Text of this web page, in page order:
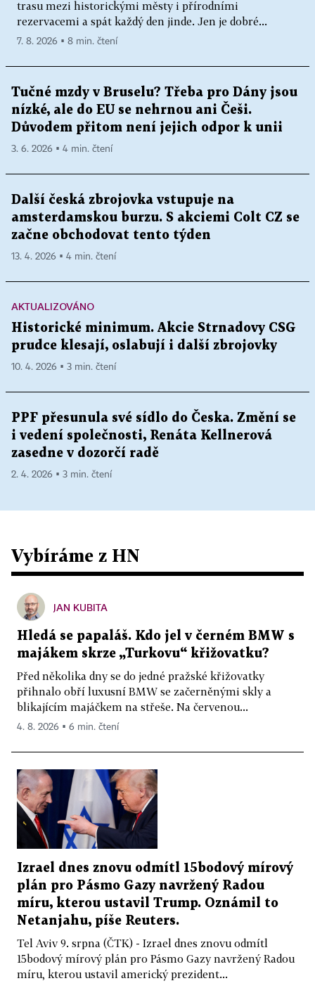
trasu mezi historickými městy i přírodními
rezervacemi a spát každý den jinde. Jen je dobré...
7. 8. 2026 ▪ 8 min. čtení
Tučné mzdy v Bruselu? Třeba pro Dány jsou
nízké, ale do EU se nehrnou ani Češi.
Důvodem přitom není jejich odpor k unii
3. 6. 2026 ▪ 4 min. čtení
Další česká zbrojovka vstupuje na
amsterdamskou burzu. S akciemi Colt CZ se
začne obchodovat tento týden
13. 4. 2026 ▪ 4 min. čtení
AKTUALIZOVÁNO
Historické minimum. Akcie Strnadovy CSG
prudce klesají, oslabují i další zbrojovky
10. 4. 2026 ▪ 3 min. čtení
PPF přesunula své sídlo do Česka. Změní se
i vedení společnosti, Renáta Kellnerová
zasedne v dozorčí radě
2. 4. 2026 ▪ 3 min. čtení
Vybíráme z HN
JAN KUBITA
Hledá se papaláš. Kdo jel v černém BMW s
majákem skrze „Turkovu“ křižovatku?
Před několika dny se do jedné pražské křižovatky
přihnalo obří luxusní BMW se začerněnými skly a
blikajícím majáčkem na střeše. Na červenou...
4. 8. 2026 ▪ 6 min. čtení
Izrael dnes znovu odmítl 15bodový mírový
plán pro Pásmo Gazy navržený Radou
míru, kterou ustavil Trump. Oznámil to
Netanjahu, píše Reuters.
Tel Aviv 9. srpna (ČTK) - Izrael dnes znovu odmítl
15bodový mírový plán pro Pásmo Gazy navržený Radou
míru, kterou ustavil americký prezident...